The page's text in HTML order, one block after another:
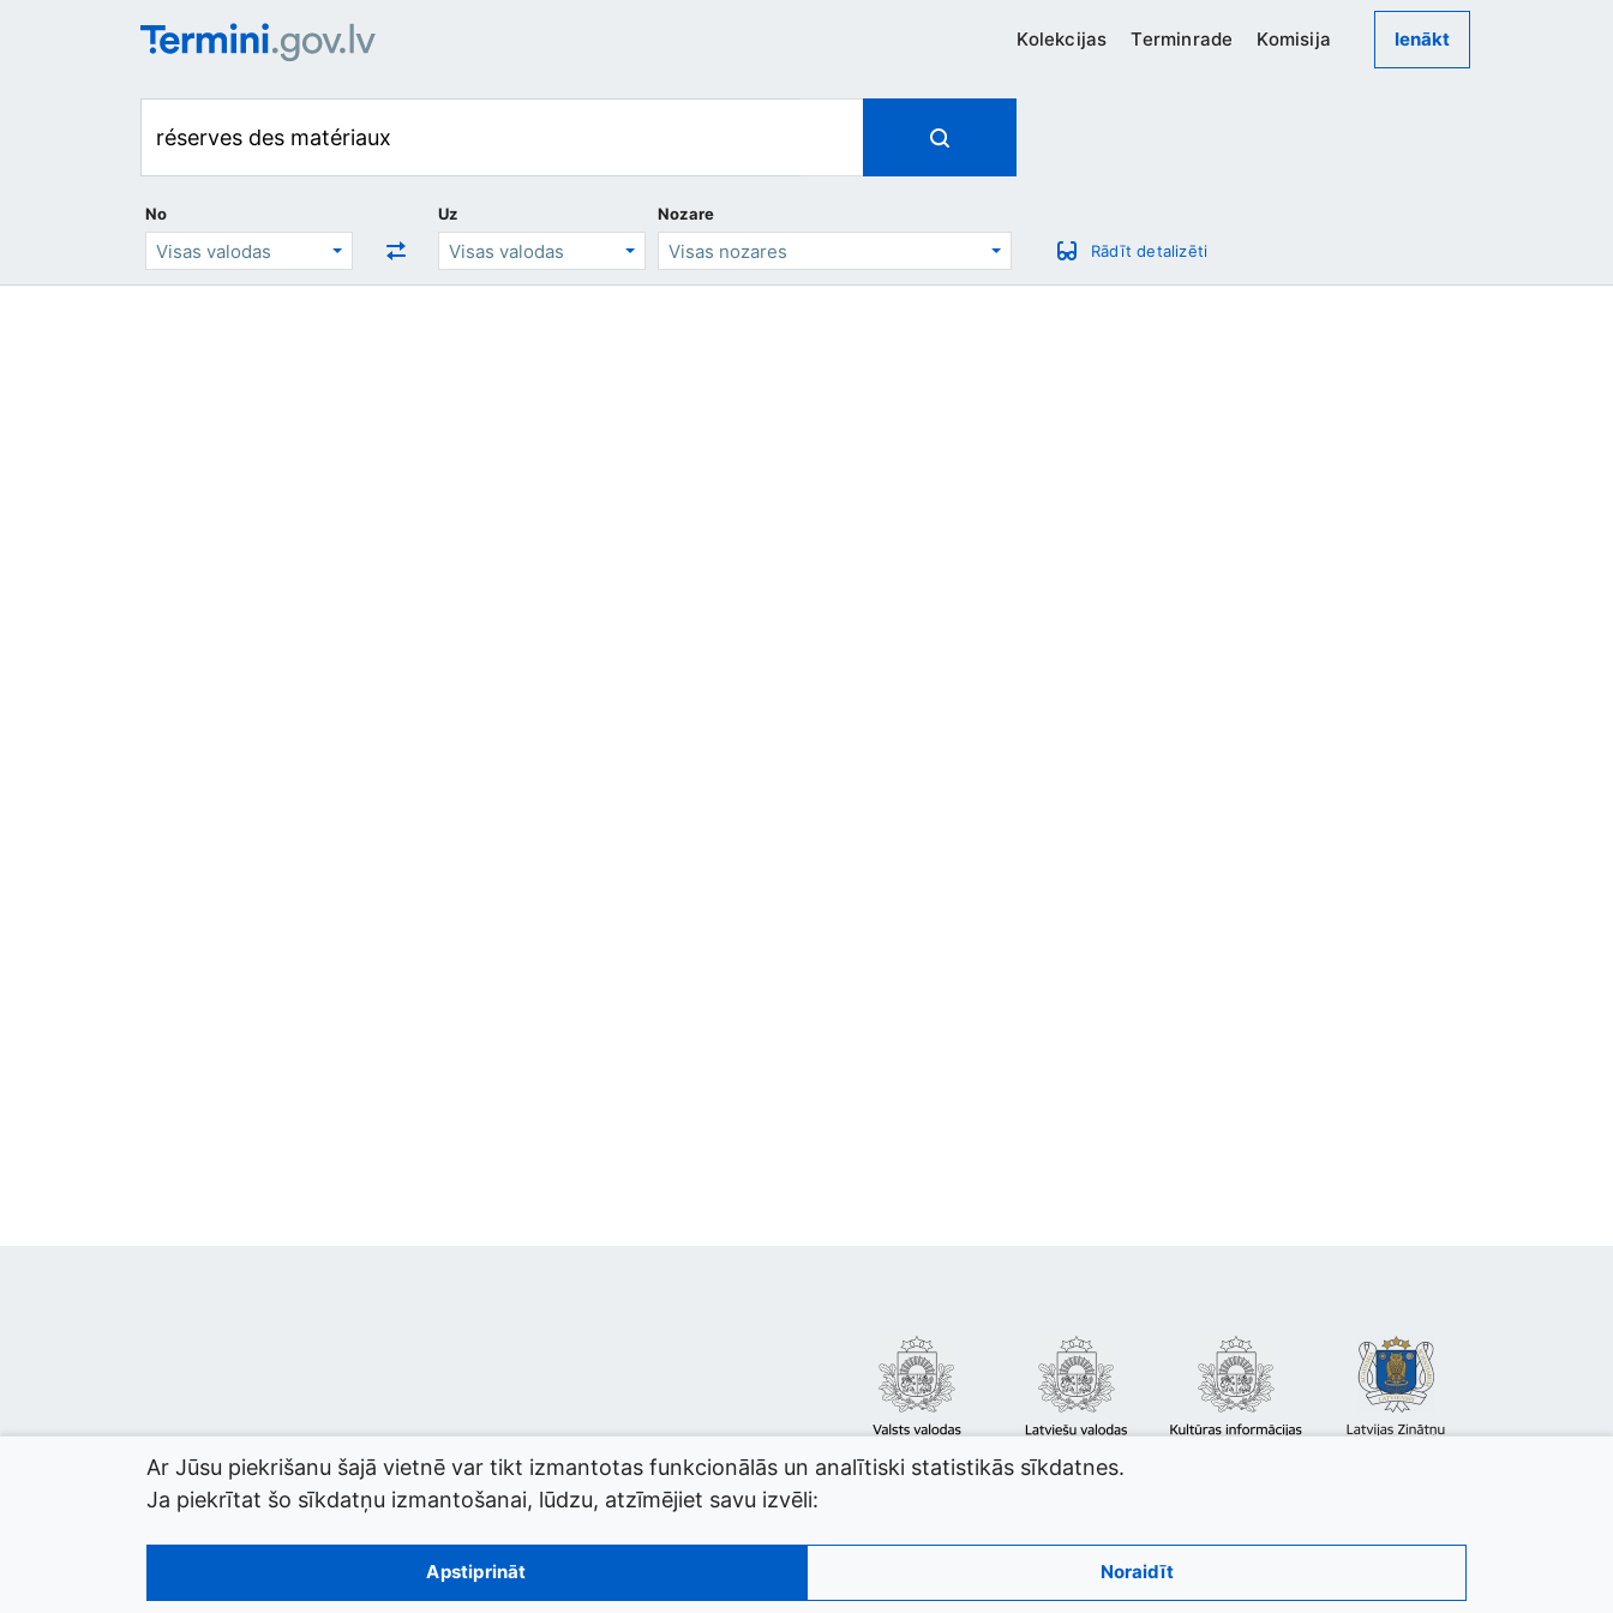
Kolekcijas Terminrade Komisija Ienākt
No Uz
Nozare
Rādīt detalizēti
© 2026 termini.gov.lv. Izstrādātājs:
Ar Jūsu piekrišanu šajā vietnē var tikt izmantotas funkcionālās un analītiski statistikās sīkdatnes.
Ja piekrītat šo sīkdatņu izmantošanai, lūdzu, atzīmējiet savu izvēli:
Apstiprināt Noraidīt